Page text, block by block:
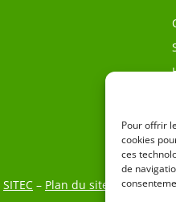
Pour offrir
cookies
ces
de
SITEC – Plan du site Mention